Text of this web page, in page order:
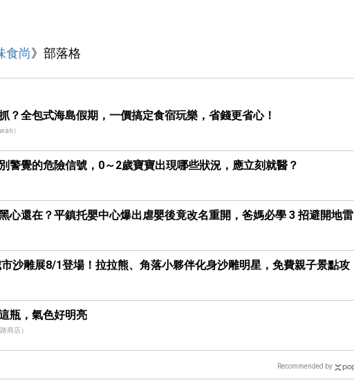
食尚》部落格
？全包式海島假期，一價搞定食宿玩樂，省錢更省心！
）
警覺的危險信號，0～2歲寶寶出現哪些狀況，應立刻就醫？
心還在？平鎮托嬰中心爆出虐嬰後竟改名重開，爸媽必學 3 招避開地雷
沙雕展8/1登場！拉拉熊、角落小夥伴化身沙雕明星，免費親子景點攻
瓶，氣色好明亮
商店）
Recommended by